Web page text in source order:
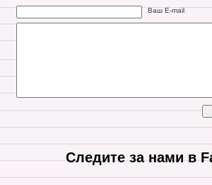
Ваш E-mail
Следите за нами в